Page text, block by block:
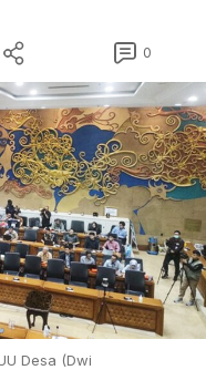
0
Desa (Dwi